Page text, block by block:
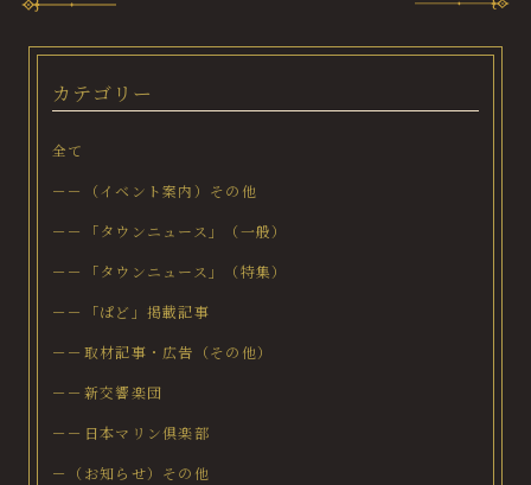
カテゴリー
全て
－－（イベント案内）その他
－－「タウンニュース」（一般）
－－「タウンニュース」（特集）
－－「ぱど」掲載記事
－－取材記事・広告（その他）
－－新交響楽団
－－日本マリン倶楽部
－（お知らせ）その他